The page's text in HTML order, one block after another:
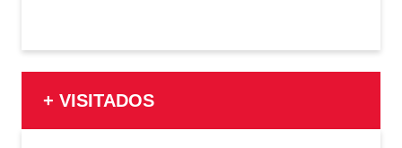
+ VISITADOS